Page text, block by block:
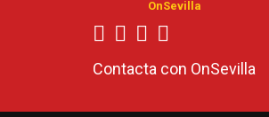
OnSevilla
Contacta con OnSevilla